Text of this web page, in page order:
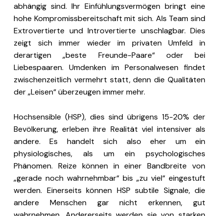
abhängig sind. Ihr Einfühlungsvermögen bringt eine
hohe Kompromissbereitschaft mit sich. Als Team sind
Extrovertierte und Introvertierte unschlagbar. Dies
zeigt sich immer wieder im privaten Umfeld in
derartigen „beste Freunde-Paare“ oder bei
Liebespaaren. Umdenken im Personalwesen findet
zwischenzeitlich vermehrt statt, denn die Qualitäten
der „Leisen“ überzeugen immer mehr.
Hochsensible (HSP), dies sind übrigens 15-20% der
Bevölkerung, erleben ihre Realität viel intensiver als
andere. Es handelt sich also eher um ein
physiologisches, als um ein psychologisches
Phänomen. Reize können in einer Bandbreite von
„gerade noch wahrnehmbar“ bis „zu viel“ eingestuft
werden. Einerseits können HSP subtile Signale, die
andere Menschen gar nicht erkennen, gut